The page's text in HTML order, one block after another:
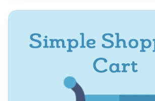
Panier d'achat Simple Paypal (module